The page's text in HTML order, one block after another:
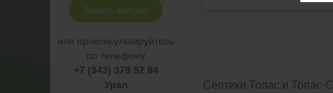
Задать вопрос
или проконсультируйтесь
по телефону
+7 (343) 379 52 84
Урал
Септики Топас и Топас-